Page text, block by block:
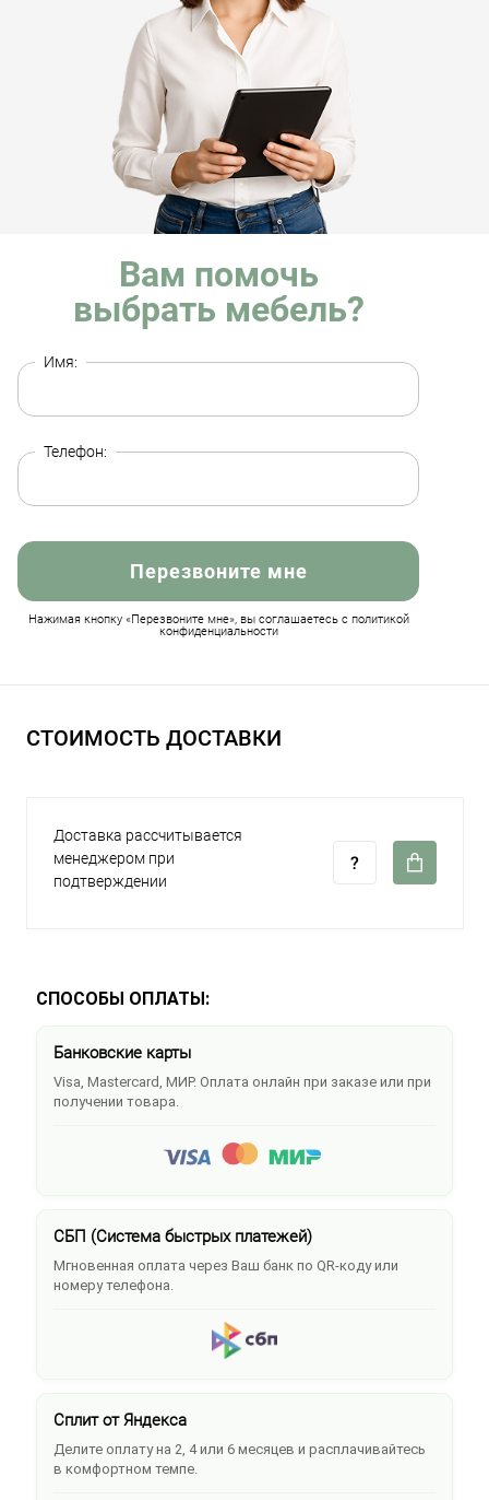
Вам помочь
выбрать мебель?
Имя:
Телефон:
Перезвоните мне
Нажимая кнопку «Перезвоните мне», вы соглашаетесь с политикой
конфиденциальности
СТОИМОСТЬ ДОСТАВКИ
Доставка рассчитывается
менеджером при
подтверждении
СПОСОБЫ ОПЛАТЫ:
Банковские карты
Visa, Mastercard, МИР. Оплата онлайн при заказе или при
получении товара.
СБП (Система быстрых платежей)
Мгновенная оплата через Ваш банк по QR-коду или
номеру телефона.
Сплит от Яндекса
Делите оплату на 2, 4 или 6 месяцев и расплачивайтесь
в комфортном темпе.